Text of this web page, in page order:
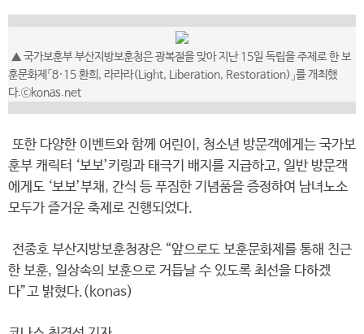
▲ 국가보훈부 부산지방보훈청은 광복절을 맞아 지난 15일 독립을 주제로 한 보
훈문화제「8·15 환희, 라라라(Light, Liberation, Restoration)」를 개최했
다.ⓒkonas.net
또한 다양한 이벤트와 함께 어린이, 청소년 방문객에게는 국가보
훈부 캐릭터 ‘보보’키링과 태극기 배지를 지급하고, 일반 방문객
에게도 ‘보보’부채, 간식 등 푸짐한 기념품을 증정하여 남녀노소
모두가 즐거운 축제로 진행되었다.
전종호 부산지방보훈청장은 “앞으로도 보훈문화제를 통해 친근
한 보훈, 일상속의 보훈으로 거듭날 수 있도록 최선을 다하겠
다”고 밝혔다.(konas)